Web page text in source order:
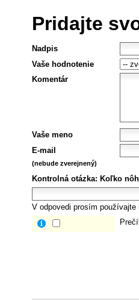
Pridajte
Nadpis
Vaše hodnotenie
Komentár
Vaše meno
E-mail
(nebude zverejnený)
Kontrolná otázka: Koľko
V odpovedi prosím